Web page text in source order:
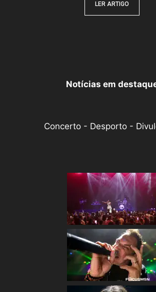
LER ARTIGO
Notícias em
Concerto - Desporto -